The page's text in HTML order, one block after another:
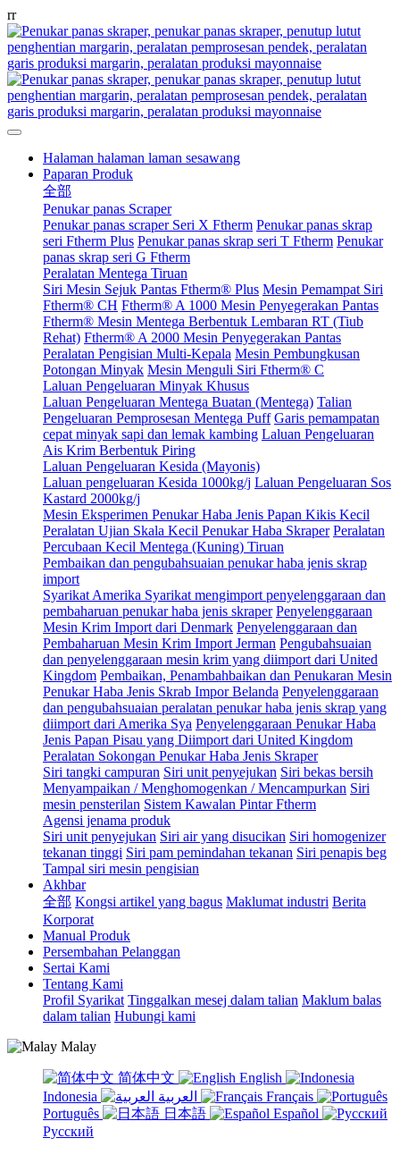
rr
Halaman halaman laman sesawang
Paparan Produk
全部
Penukar panas Scraper
Penukar panas scraper Seri X Ftherm Penukar panas skrap
seri Ftherm Plus Penukar panas skrap seri T Ftherm Penukar
panas skrap seri G Ftherm
Peralatan Mentega Tiruan
Siri Mesin Sejuk Pantas Ftherm® Plus Mesin Pemampat Siri
Ftherm® CH Ftherm® A 1000 Mesin Penyegerakan Pantas
Ftherm® Mesin Mentega Berbentuk Lembaran RT (Tiub
Rehat) Ftherm® A 2000 Mesin Penyegerakan Pantas
Peralatan Pengisian Multi-Kepala Mesin Pembungkusan
Potongan Minyak Mesin Menguli Siri Ftherm® C
Laluan Pengeluaran Minyak Khusus
Laluan Pengeluaran Mentega Buatan (Mentega) Talian
Pengeluaran Pemprosesan Mentega Puff Garis pemampatan
cepat minyak sapi dan lemak kambing Laluan Pengeluaran
Ais Krim Berbentuk Piring
Laluan Pengeluaran Kesida (Mayonis)
Laluan pengeluaran Kesida 1000kg/j Laluan Pengeluaran Sos
Kastard 2000kg/j
Mesin Eksperimen Penukar Haba Jenis Papan Kikis Kecil
Peralatan Ujian Skala Kecil Penukar Haba Skraper Peralatan
Percubaan Kecil Mentega (Kuning) Tiruan
Pembaikan dan pengubahsuaian penukar haba jenis skrap
import
Syarikat Amerika Syarikat mengimport penyelenggaraan dan
pembaharuan penukar haba jenis skraper Penyelenggaraan
Mesin Krim Import dari Denmark Penyelenggaraan dan
Pembaharuan Mesin Krim Import Jerman Pengubahsuaian
dan penyelenggaraan mesin krim yang diimport dari United
Kingdom Pembaikan, Penambahbaikan dan Penukaran Mesin
Penukar Haba Jenis Skrab Impor Belanda Penyelenggaraan
dan pengubahsuaian peralatan penukar haba jenis skrap yang
diimport dari Amerika Sya Penyelenggaraan Penukar Haba
Jenis Papan Pisau yang Diimport dari United Kingdom
Peralatan Sokongan Penukar Haba Jenis Skraper
Siri tangki campuran Siri unit penyejukan Siri bekas bersih
Menyampaikan / Menghomogenkan / Mencampurkan Siri
mesin pensterilan Sistem Kawalan Pintar Ftherm
Agensi jenama produk
Siri unit penyejukan Siri air yang disucikan Siri homogenizer
tekanan tinggi Siri pam pemindahan tekanan Siri penapis beg
Tampal siri mesin pengisian
Akhbar
全部 Kongsi artikel yang bagus Maklumat industri Berita
Korporat
Manual Produk
Persembahan Pelanggan
Sertai Kami
Tentang Kami
Profil Syarikat Tinggalkan mesej dalam talian Maklum balas
dalam talian Hubungi kami
Malay
简体中文
English
Indonesia
Français
Português
日本語
Español
Русский